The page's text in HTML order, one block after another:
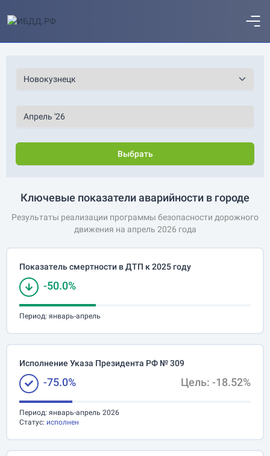
Выбрать
Ключевые показатели аварийности в городе
Результаты реализации программы безопасности дорожного
движения на апрель 2026 года
Показатель смертности в ДТП к 2025 году
-50.0%
Период: январь-апрель
Исполнение Указа Президента РФ № 309
-75.0% Цель: -18.52%
Период: январь-апрель 2026
Статус: исполнен